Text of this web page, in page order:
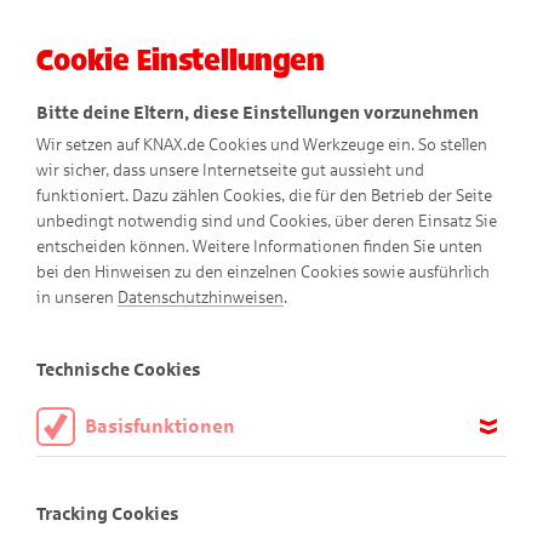
Vorlesegeschichte
KNAX-Vorlesegeschichte für
Groß und Klein
gedacht, dass du sie zusammen mit einem Erwachsenen
Cookie Einstellungen
Bitte deine Eltern, diese Einstellungen vorzunehmen
Wir setzen auf KNAX.de Cookies und Werkzeuge ein. So stellen
wir sicher, dass unsere Internetseite gut aussieht und
funktioniert. Dazu zählen Cookies, die für den Betrieb der Seite
unbedingt notwendig sind und Cookies, über deren Einsatz Sie
entscheiden können. Weitere Informationen finden Sie unten
bei den Hinweisen zu den einzelnen Cookies sowie ausführlich
in unseren Datenschutzhinweisen.
Technische Cookies
Basisfunktionen
aktiviert sein.
Tracking Cookies